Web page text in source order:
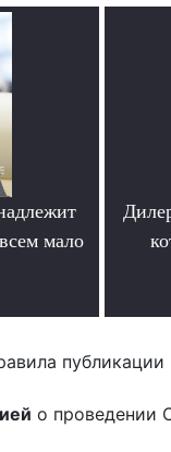
мало
публикации
о проведении